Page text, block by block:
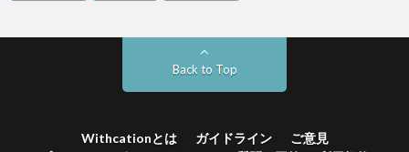
Back to Top
Withcationとは ガイドライン
ご意見